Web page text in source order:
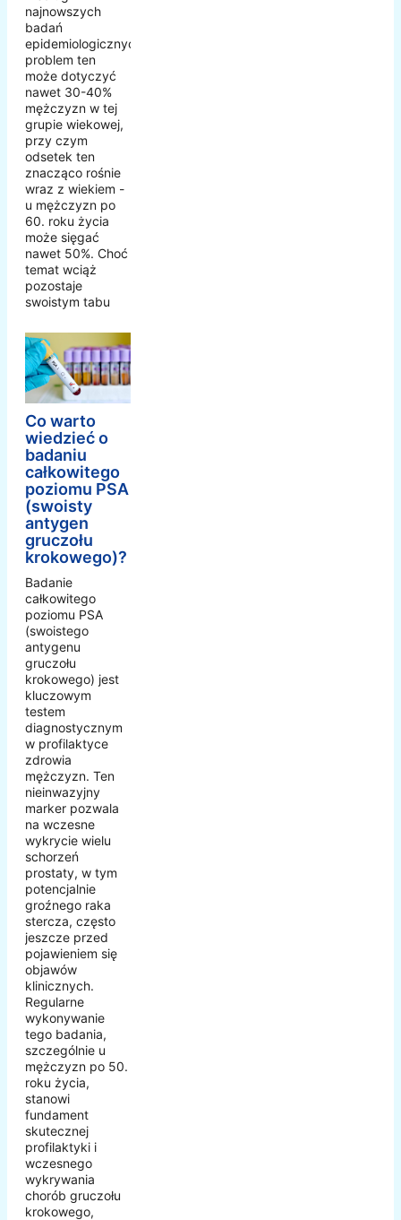
najnowszych
badań
epidemiologicznych,
problem ten
może dotyczyć
nawet 30-40%
mężczyzn w tej
grupie wiekowej,
przy czym
odsetek ten
znacząco rośnie
wraz z wiekiem -
u mężczyzn po
60. roku życia
może sięgać
nawet 50%. Choć
temat wciąż
pozostaje
swoistym tabu
Co warto
wiedzieć o
badaniu
całkowitego
poziomu PSA
(swoisty
antygen
gruczołu
krokowego)?
Badanie
całkowitego
poziomu PSA
(swoistego
antygenu
gruczołu
krokowego) jest
kluczowym
testem
diagnostycznym
w profilaktyce
zdrowia
mężczyzn. Ten
nieinwazyjny
marker pozwala
na wczesne
wykrycie wielu
schorzeń
prostaty, w tym
potencjalnie
groźnego raka
stercza, często
jeszcze przed
pojawieniem się
objawów
klinicznych.
Regularne
wykonywanie
tego badania,
szczególnie u
mężczyzn po 50.
roku życia,
stanowi
fundament
skutecznej
profilaktyki i
wczesnego
wykrywania
chorób gruczołu
krokowego,